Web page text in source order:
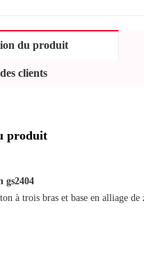
du produit
clients
produit
gs2404
à trois bras et base en alliage de